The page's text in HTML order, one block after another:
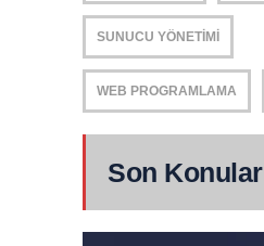
SUNUCU YÖNETIMI
WEB PROGRAMLAMA
Son Konular